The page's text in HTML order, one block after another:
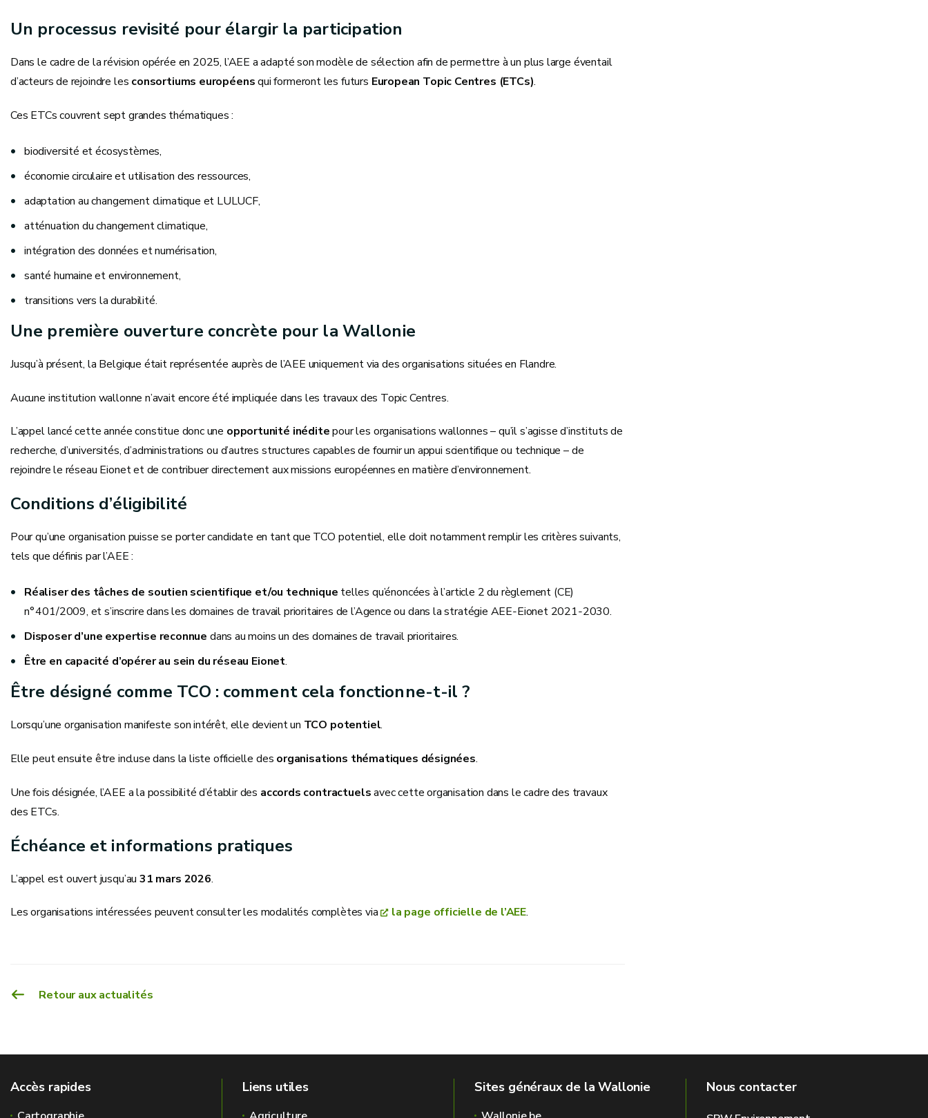
Un processus revisité pour élargir la participation
Dans le cadre de la révision opérée en 2025, l’AEE a adapté son modèle de sélection afin de permettre à un plus large éventail
d’acteurs de rejoindre les consortiums européensqui formeront les futurs European Topic Centres (ETCs).
Ces ETCs couvrent sept grandes thématiques :
biodiversité et écosystèmes,
économie circulaire et utilisation des ressources,
adaptation au changement climatique et LULUCF,
atténuation du changement climatique,
intégration des données et numérisation,
santé humaine et environnement,
transitions vers la durabilité.
Une première ouverture concrète pour la Wallonie
Jusqu’à présent, la Belgique était représentée auprès de l’AEE uniquement via des organisations situées en Flandre.
Aucune institution wallonne n’avait encore été impliquée dans les travaux des Topic Centres.
L’appel lancé cette année constitue donc une opportunité inéditepour les organisations wallonnes – qu’il s’agisse d’instituts de
recherche, d’universités, d’administrations ou d’autres structures capables de fournir un appui scientifique ou technique – de
rejoindre le réseau Eionet et de contribuer directement aux missions européennes en matière d’environnement.
Conditions d’éligibilité
Pour qu’une organisation puisse se porter candidate en tant que TCO potentiel, elle doit notamment remplir les critères suivants,
tels que définis par l’AEE :
Réaliser des tâches de soutien scientifique et/ou technique telles qu’énoncées à l’article 2 du règlement (CE)
n° 401/2009, et s’inscrire dans les domaines de travail prioritaires de l’Agence ou dans la stratégie AEE‑Eionet 2021‑2030.
Disposer d’une expertise reconnue dans au moins un des domaines de travail prioritaires.
Être en capacité d’opérer au sein du réseau Eionet.
Être désigné comme TCO : comment cela fonctionne-t-il ?
Lorsqu’une organisation manifeste son intérêt, elle devient un TCO potentiel.
Elle peut ensuite être incluse dans la liste officielle des organisations thématiques désignées.
Une fois désignée, l’AEE a la possibilité d’établir des accords contractuelsavec cette organisation dans le cadre des travaux
des ETCs.
Échéance et informations pratiques
L’appel est ouvert jusqu’au 31 mars 2026.
Les organisations intéressées peuvent consulter les modalités complètes via la page officielle de l’AEE.
Retour aux actualités
Accès rapides Liens utiles Sites généraux de la Wallonie Nous contacter